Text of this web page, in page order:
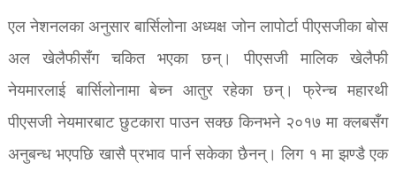
एल नेशनलका अनुसार बार्सिलोना अध्यक्ष जोन लापोर्टा पीएसजीका बोस
अल खेलैफीसँग चकित भएका छन्। पीएसजी मालिक खेलैफी
नेयमारलाई बार्सिलोनामा बेच्न आतुर रहेका छन्। फ्रेन्च महारथी
पीएसजी नेयमारबाट छुटकारा पाउन सक्छ किनभने २०१७ मा क्लबसँग
अनुबन्ध भएपछि खासै प्रभाव पार्न सकेका छैनन्। लिग १ मा झण्डै एक